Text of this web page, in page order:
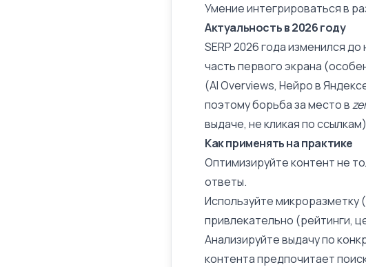
Умение интегрироваться в
Актуальность в 2026 году
SERP 2026 года изменился
часть первого экрана
(AI Overviews, Нейро в
поэтому борьба за место в
выдаче, не кликая по
Как применять на практике
Оптимизируйте контент не
ответы.
Используйте микроразметку (
привлекательно (рейтинги,
Анализируйте выдачу по
контента предпочитает